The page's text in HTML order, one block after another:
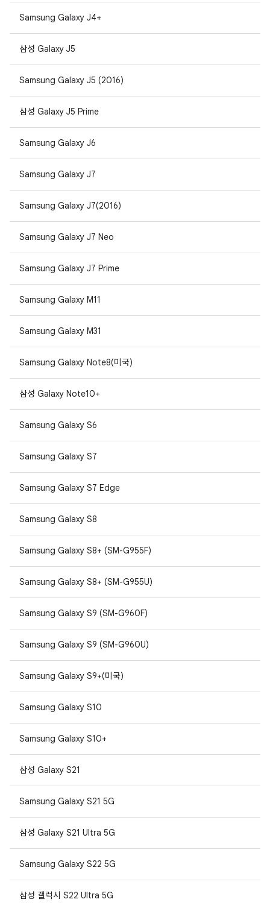
Samsung Galaxy J4+
삼성 Galaxy J5
Samsung Galaxy J5 (2016)
삼성 Galaxy J5 Prime
Samsung Galaxy J6
Samsung Galaxy J7
Samsung Galaxy J7(2016)
Samsung Galaxy J7 Neo
Samsung Galaxy J7 Prime
Samsung Galaxy M11
Samsung Galaxy M31
Samsung Galaxy Note8(미국)
삼성 Galaxy Note10+
Samsung Galaxy S6
Samsung Galaxy S7
Samsung Galaxy S7 Edge
Samsung Galaxy S8
Samsung Galaxy S8+ (SM-G955F)
Samsung Galaxy S8+ (SM-G955U)
Samsung Galaxy S9 (SM-G960F)
Samsung Galaxy S9 (SM-G960U)
Samsung Galaxy S9+(미국)
Samsung Galaxy S10
Samsung Galaxy S10+
삼성 Galaxy S21
Samsung Galaxy S21 5G
삼성 Galaxy S21 Ultra 5G
Samsung Galaxy S22 5G
삼성 갤럭시 S22 Ultra 5G